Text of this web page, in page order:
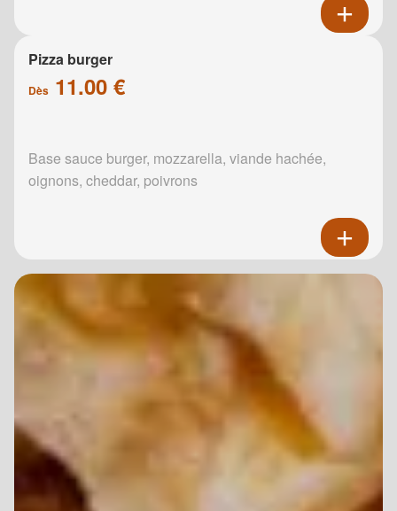
Pizza burger
Dès 11.00 €
Base sauce burger, mozzarella, viande hachée,
oignons, cheddar, poivrons